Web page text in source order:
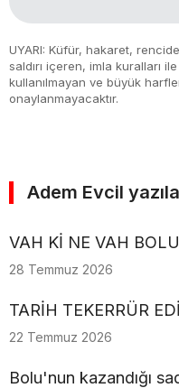
UYARI: Küfür, hakaret,
saldırı içeren, imla kuralları
kullanılmayan ve büyük
onaylanmayacaktır.
Adem Evcil
VAH Kİ NE VAH
28 Temmuz 2026
TARİH TEKERRÜR
22 Temmuz 2026
Bolu'nun kazandığı